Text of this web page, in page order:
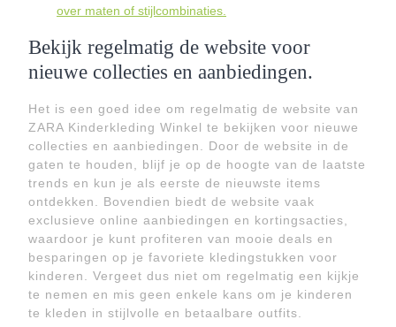
over maten of stijlcombinaties.
Bekijk regelmatig de website voor
nieuwe collecties en aanbiedingen.
Het is een goed idee om regelmatig de website van
ZARA Kinderkleding Winkel te bekijken voor nieuwe
collecties en aanbiedingen. Door de website in de
gaten te houden, blijf je op de hoogte van de laatste
trends en kun je als eerste de nieuwste items
ontdekken. Bovendien biedt de website vaak
exclusieve online aanbiedingen en kortingsacties,
waardoor je kunt profiteren van mooie deals en
besparingen op je favoriete kledingstukken voor
kinderen. Vergeet dus niet om regelmatig een kijkje
te nemen en mis geen enkele kans om je kinderen
te kleden in stijlvolle en betaalbare outfits.